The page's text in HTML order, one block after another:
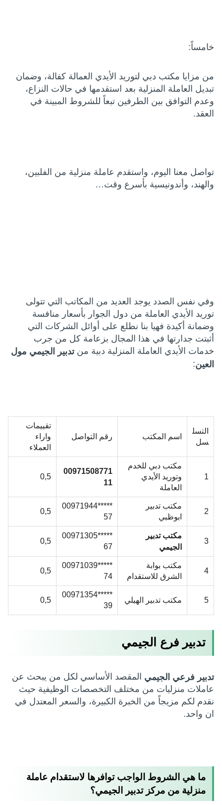
خامساً:
من مزايا مكتب دبي لتوريد الأيدي العمالة كفالة، وضمان
تبديل العاملة المنزلية بعد استقدمها في حالات النزاع،
وعدم التوافق بين الطرفين تبعاً للشروط المبينة في
العقد.
تواصل معنا اليوم، واستقدم عاملة منزلية من الفلبين،
والهند، وأندونيسية بأسرع وقت…
وفي نفس الصدد يوجد العديد من المكاتب التي تتولى
توريد الأيدي العاملة من دول الجوار بأسعار منافسة
وضمانة أكيدة فهيا بنا نطلع على أوائل الشركات التي
أثبتت جدارتها في هذا المجال بزعامة كل من جرب
خدمات الأيدي العاملة المنزلية دبية منتدبير الجيمي مول
العين:
التسل
سل
اسم المكتب رقم التواصل
تقييمات
واراء
العملاء
1
مكتب دبي للخدم
وتوريد الأيدي
العاملة
00971508771
11
0,5
2
مكتب تدبير
ابوظبي
*****00971944
57
0,5
3
مكتب تدبير
الجيمي
*****00971305
67
0,5
4
مكتب بوابة
الشرق للاستقدام
*****00971039
74
0,5
5 مكتب تدبير الهيلي
*****00971354
39
0,5
تدبير فرع الجيمي
تدبير فرعي الجيمي المقصد الأساسي لكل من يبحث عن
عاملات منزليات من مختلف التخصصات الوظيفية حيث
نقدم لكم مزيجاً من الخبرة الكبيرة، والسعر المعتدل في
ان واحد.
ما هي الشروط الواجب توافرها لاستقدام عاملة
منزلية من مركز تدبير الجيمي؟